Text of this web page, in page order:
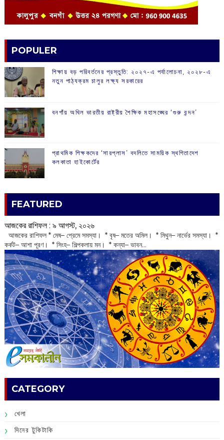
POPULER
শিক্ষায় বড় পরিবর্তনের প্রস্তুতি: ২০২৭-এ পর্যালোচনা, ২০২৮-এ
নতুন পাঠ্যক্রম চালুর লক্ষ্য সরকারের
বনগাঁয় অখিল ভারতীয় রাষ্ট্রীয় শৈক্ষিক মহাসঙ্ঘের ‘গুরু বন্দন’
প্রাথমিক শিক্ষকদের ‘সারপ্লাস’ বদলিতে সাময়িক স্থগিতাদেশ
কলকাতা হাইকোর্টের
FEATURED
আজকের রাশিফল :‌ ‌‌৯ আগস্ট, ২০২৬
‌ আজকের রাশিফল * মেষ– প্রেমে সমস্যা। * বৃষ– মতের অমিল। * মিথুন– নার্ভের সমস্যা। *
কর্কট– আশা পূরণ। * সিংহ– শিল্পকলায় মন। * কন্যা– ভাবন...
CATEGORY
খেলা
দিনের টুকিটাকি